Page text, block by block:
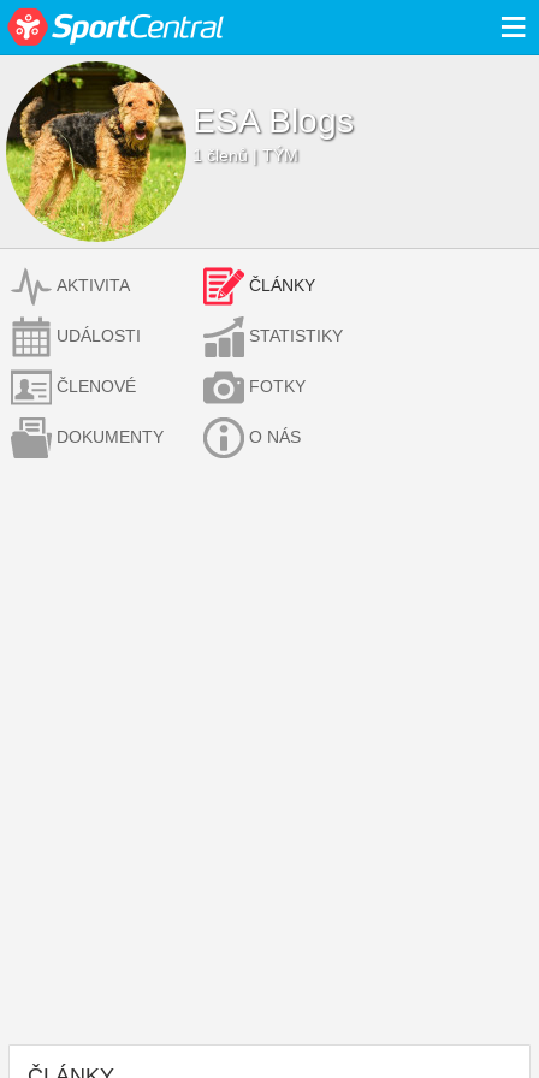
≡
ESA Blogs
1 členů | TÝM
AKTIVITA ČLÁNKY
UDÁLOSTI STATISTIKY
ČLENOVÉ FOTKY
DOKUMENTY O NÁS